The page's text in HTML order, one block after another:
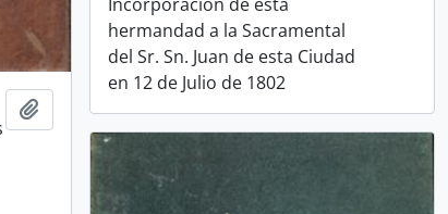
hermandad a la Sacramental
del Sr. Sn. Juan de esta Ciudad
en 12 de Julio de 1802
Add to clipboard